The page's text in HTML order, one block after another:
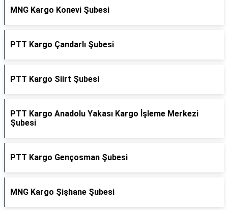
MNG Kargo Konevi Şubesi
PTT Kargo Çandarlı Şubesi
PTT Kargo Siirt Şubesi
PTT Kargo Anadolu Yakası Kargo İşleme Merkezi
Şubesi
PTT Kargo Gençosman Şubesi
MNG Kargo Şişhane Şubesi